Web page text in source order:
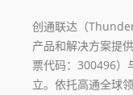
创通联达（
产品和解决方案提
票代码：300496）
立。依托高通全球